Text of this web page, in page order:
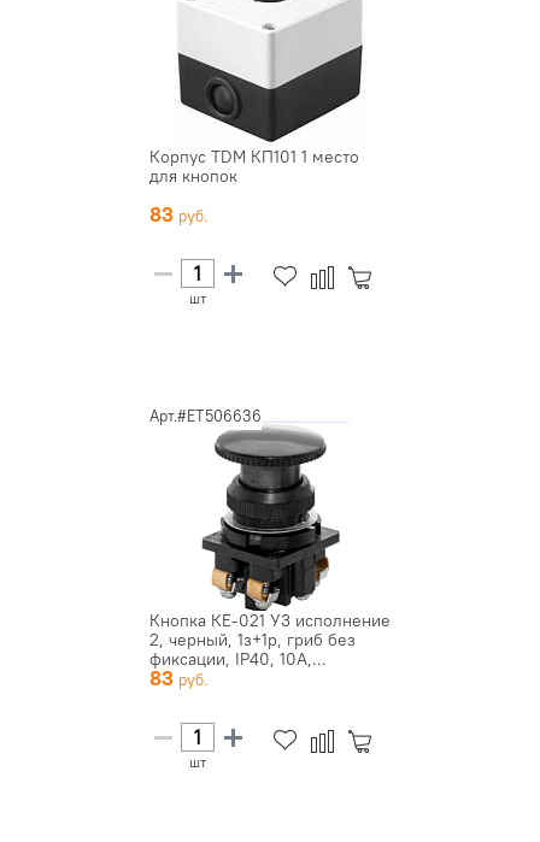
Корпус TDM КП101 1 место
для кнопок
83
шт
Арт.#ET506636
Кнопка КЕ-021 У3 исполнение
2, черный, 1з+1р, гриб без
фиксации, IP40, 10А,...
83
шт